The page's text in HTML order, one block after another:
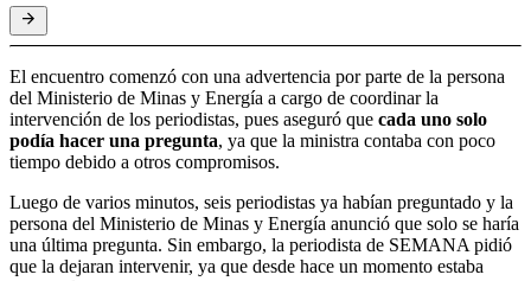
El encuentro comenzó con una advertencia por parte de la persona
del Ministerio de Minas y Energía a cargo de coordinar la
intervención de los periodistas, pues aseguró que cada uno solo
podía hacer una pregunta, ya que la ministra contaba con poco
tiempo debido a otros compromisos.
Luego de varios minutos, seis periodistas ya habían preguntado y la
persona del Ministerio de Minas y Energía anunció que solo se haría
una última pregunta. Sin embargo, la periodista de SEMANA pidió
que la dejaran intervenir, ya que desde hace un momento estaba